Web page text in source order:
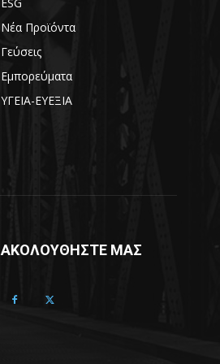
Νέα Προϊόντα
Γεύσεις
Εμπορεύματα
ΥΓΕΙΑ-ΕΥΕΞΙΑ
ΑΚΟΛΟΥΘΗΣΤΕ ΜΑΣ